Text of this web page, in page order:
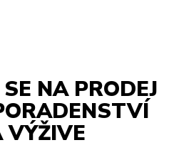
NA PRODEJ
VÝŽIVE